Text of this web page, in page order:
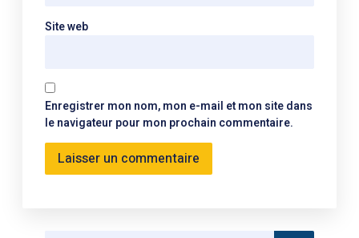
Site web
Enregistrer mon nom, mon e-mail et mon site dans
le navigateur pour mon prochain commentaire.